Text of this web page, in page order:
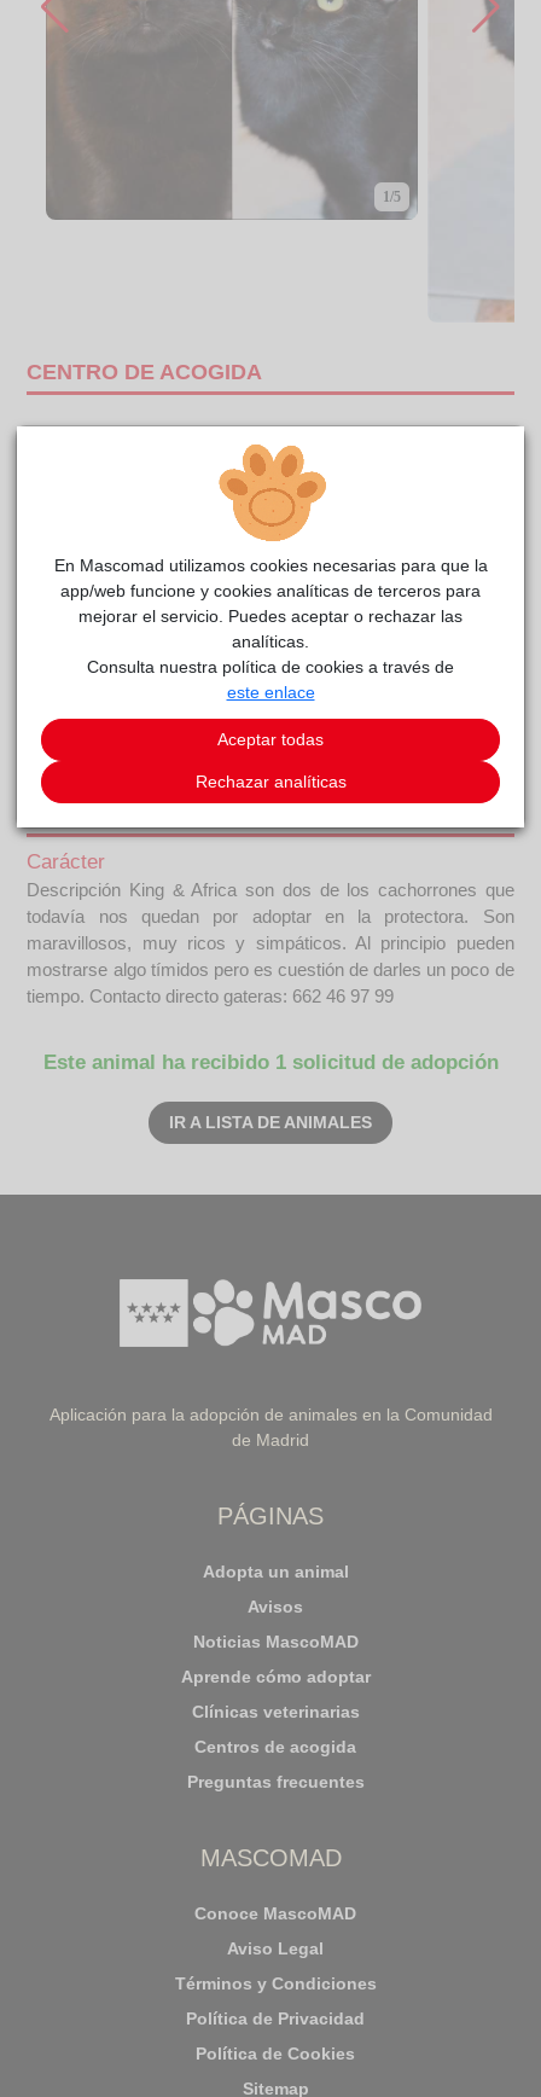
1/5
CENTRO DE ACOGIDA
King & Africa reside actualmente en el centro de acogida
La madrileña
Carácter
Descripción King & Africa son dos de los cachorrones que
todavía nos quedan por adoptar en la protectora. Son
maravillosos, muy ricos y simpáticos. Al principio pueden
mostrarse algo tímidos pero es cuestión de darles un poco de
tiempo. Contacto directo gateras: 662 46 97 99
Este animal ha recibido 1 solicitud de adopción
IR A LISTA DE ANIMALES
Aplicación para la adopción de animales en la Comunidad
de Madrid
PÁGINAS
Adopta un animal
Avisos
Noticias MascoMAD
Aprende cómo adoptar
Clínicas veterinarias
Centros de acogida
Preguntas frecuentes
MASCOMAD
Conoce MascoMAD
Aviso Legal
Términos y Condiciones
Política de Privacidad
Política de Cookies
Sitemap
En Mascomad utilizamos cookies necesarias para que la
app/web funcione y cookies analíticas de terceros para
mejorar el servicio. Puedes aceptar o rechazar las
analíticas.
Consulta nuestra política de cookies a través de
este enlace
Aceptar todas
Rechazar analíticas